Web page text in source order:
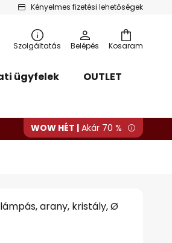
Kényelmes fizetési lehetőségek
Kosaram
Szolgáltatás Belépés
ügyfelek
OUTLET
WOW HÉT | Akár 70 %
arany, kristály, Ø